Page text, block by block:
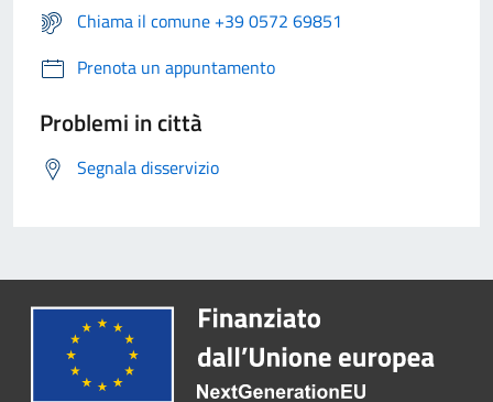
Chiama il comune +39 0572 69851
Prenota un appuntamento
Problemi in città
Segnala disservizio